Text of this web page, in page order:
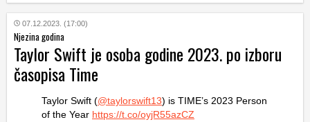
07.12.2023. (17:00)
Njezina godina
Taylor Swift je osoba godine 2023. po izboru
časopisa Time
Taylor Swift (@taylorswift13) is TIME’s 2023 Person
of the Year https://t.co/oyjR55azCZ